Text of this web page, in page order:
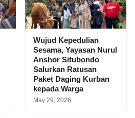
Wujud Kepedulian
Sesama, Yayasan Nurul
Anshor Situbondo
Salurkan Ratusan
Paket Daging Kurban
kepada Warga
May 29, 2026